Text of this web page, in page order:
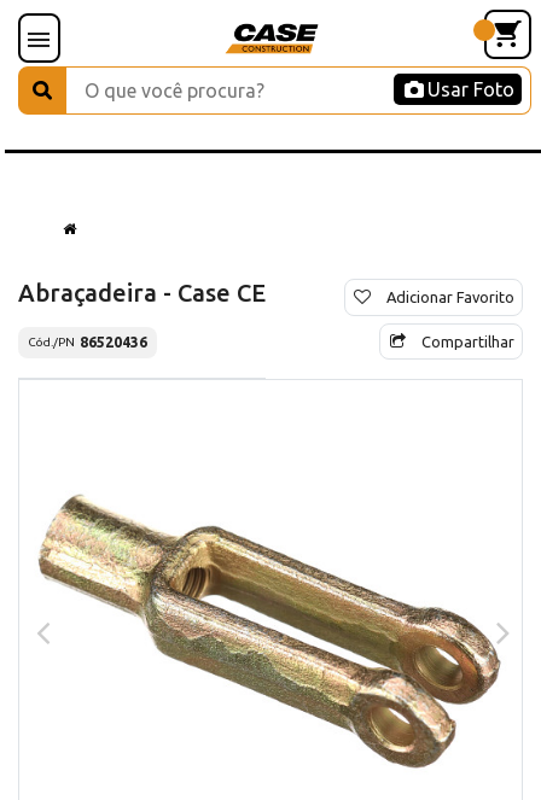
Usar Foto
Abraçadeira - Case CE
Cód./PN 86520436
Adicionar Favorito
Compartilhar